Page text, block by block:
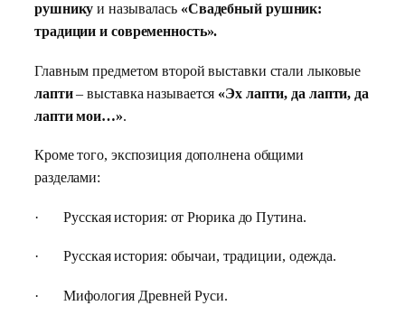
рушнику и называлась «Свадебный рушник:
традиции и современность».
Главным предметом второй выставки стали лыковые
лапти– выставка называется «Эх лапти, да лапти, да
лапти мои…».
Кроме того, экспозиция дополнена общими
разделами:
· Русская история: от Рюрика до Путина.
· Русская история: обычаи, традиции, одежда.
· Мифология Древней Руси.